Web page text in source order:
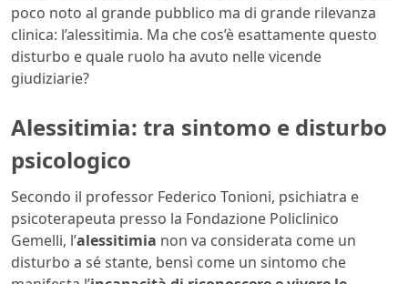
poco noto al grande pubblico ma di grande rilevanza
clinica: l’alessitimia. Ma che cos’è esattamente questo
disturbo e quale ruolo ha avuto nelle vicende
giudiziarie?
Alessitimia: tra sintomo e disturbo
psicologico
Secondo il professor Federico Tonioni, psichiatra e
psicoterapeuta presso la Fondazione Policlinico
Gemelli, l’alessitimia non va considerata come un
disturbo a sé stante, bensì come un sintomo che